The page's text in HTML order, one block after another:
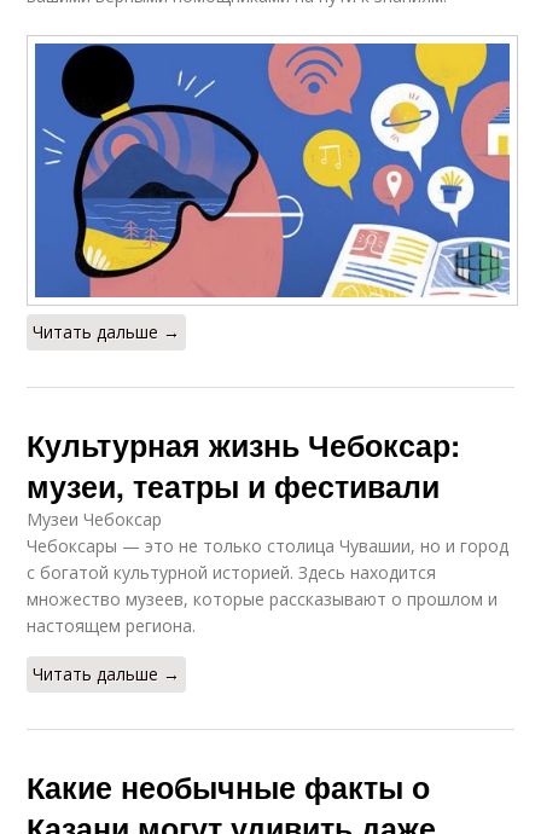
Читать дальше →
Культурная жизнь Чебоксар:
музеи, театры и фестивали
Музеи Чебоксар
Чебоксары — это не только столица Чувашии, но и город
с богатой культурной историей. Здесь находится
множество музеев, которые рассказывают о прошлом и
настоящем региона.
Читать дальше →
Какие необычные факты о